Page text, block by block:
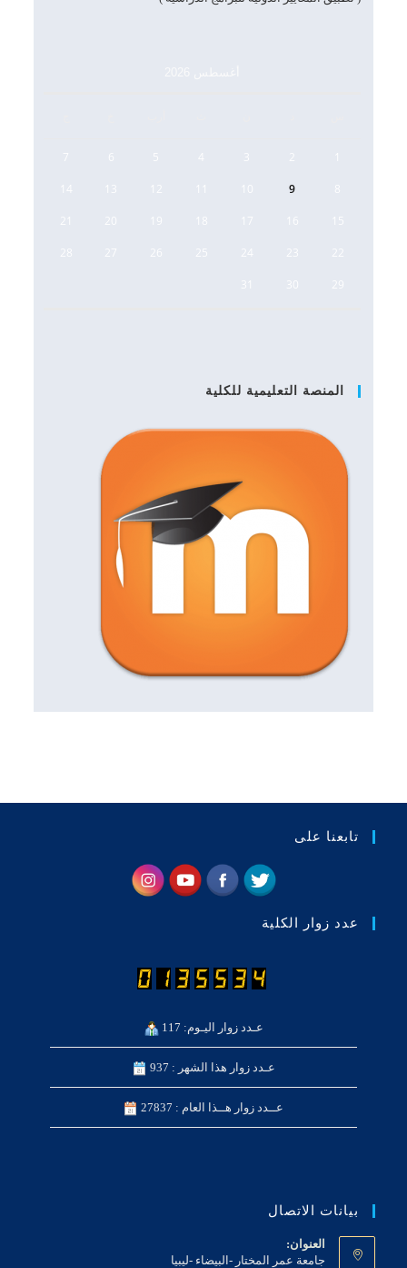
1
2
3
4
6
7
8
9
10
11
12
13
14
15
16
17
18
19
20
21
22
23
24
25
26
27
28
29
30
31
المنصة التعليمية للكلية
تابعنا على
عدد زوار الكلية
عـدد زوار اليـوم: 117
عـدد زوار هذا الشهر : 937
عــدد زوار هــذا العام : 27837
بيانات الاتصال
العنوان:
جامعة عمر المختار -البيضاء -ليبيا